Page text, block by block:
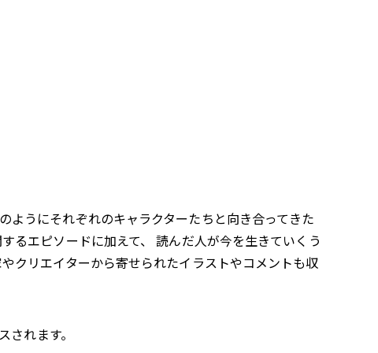
ようにそれぞれのキャラクターたちと向き合ってきた
るエピソードに加えて、 読んだ人が今を生きていくう
クリエイターから寄せられたイラストやコメントも収
れます。